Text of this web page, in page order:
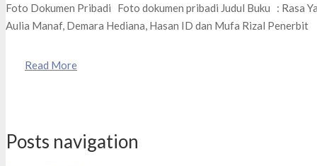
Foto Dokumen Pribadi Foto dokumen pribadi Judul Buku :
Aulia Manaf, Demara Hediana, Hasan ID dan Mufa Rizal
Read More
Posts navigation